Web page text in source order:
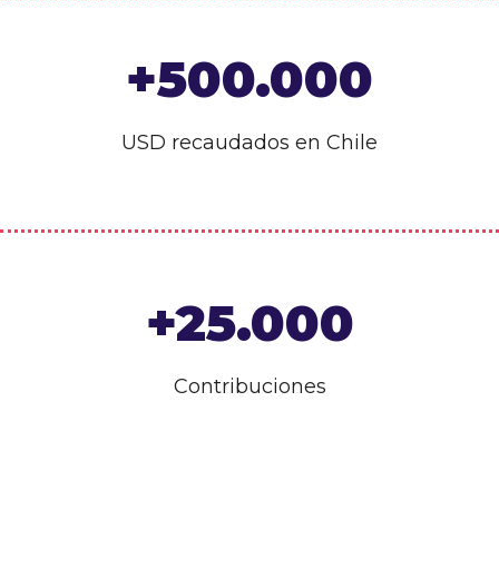
+500.000
USD recaudados en Chile
+25.000
Contribuciones